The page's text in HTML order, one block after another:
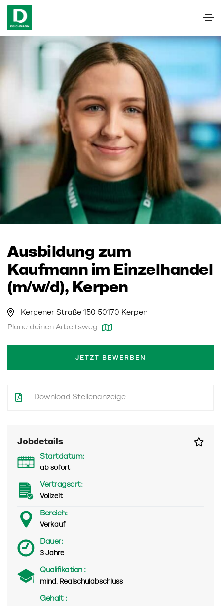
Ausbildung zum
Kaufmann im Einzelhandel
(m/w/d), Kerpen
Kerpener Straße 150 50170 Kerpen
Plane deinen Arbeitsweg
JETZT BEWERBEN
Download Stellenanzeige
Jobdetails
Startdatum:
ab sofort
Vertragsart:
Vollzeit
Bereich:
Verkauf
Dauer:
3 Jahre
Qualifikation :
mind. Realschulabschluss
Gehalt :